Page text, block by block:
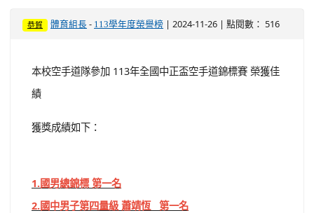
恭賀 體育組長 - 113學年度榮譽榜 | 2024-11-26 | 點閱數： 516
本校空手道隊參加 113年全國中正盃空手道錦標賽 榮獲佳
績
獲獎成績如下：
1.國男總錦標 第一名
2.國中男子第四量級 蕭靖恆 第一名